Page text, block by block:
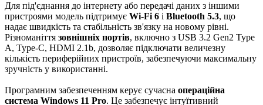
Для під'єднання до інтернету або передачі даних з іншими
пристроями модель підтримує Wi-Fi 6 і Bluetooth 5.3, що
надає швидкість та стабільність зв'язку на новому рівні.
Різноманіття зовнішніх портів, включно з USB 3.2 Gen2 Type
А, Type-C, HDMI 2.1b, дозволяє підключати величезну
кількість периферійних пристроїв, забезпечуючи максимальну
зручність у використанні.
Програмним забезпеченням керує сучасна операційна
система Windows 11 Pro. Це забезпечує інтуїтивний